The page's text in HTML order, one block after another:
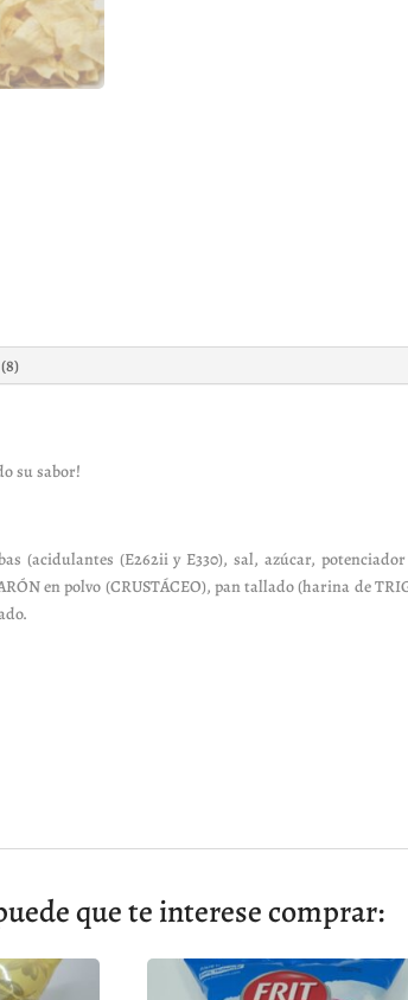
su sabor!
(acidulantes (E262ii y E330), sal, azúcar,
en polvo (CRUSTÁCEO), pan tallado (harina de
que te interese comprar: